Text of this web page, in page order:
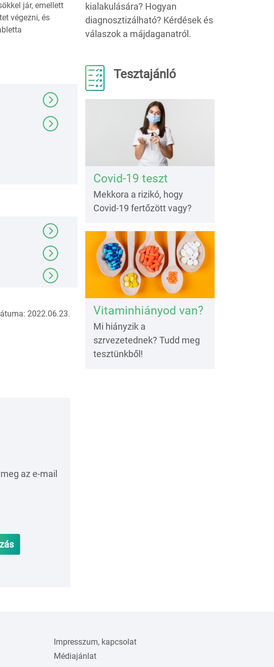
jár, emellett
végezni, és
2022.06.23.
az e-mail
kialakulására? Hogyan
diagnosztizálható? Kérdések és
válaszok a májdaganatról.
Tesztajánló
Covid-19 teszt
Mekkora a rizikó, hogy
Covid-19 fertőzött vagy?
Vitaminhiányod van?
Mi hiányzik a
szrvezetednek? Tudd meg
tesztünkből!
Impresszum, kapcsolat
Médiajánlat